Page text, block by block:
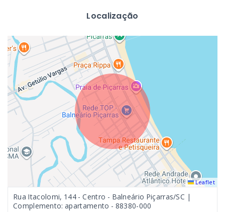
Localização
Leaflet
Rua Itacolomi, 144 - Centro - Balneário Piçarras/SC |
Complemento: apartamento - 88380-000